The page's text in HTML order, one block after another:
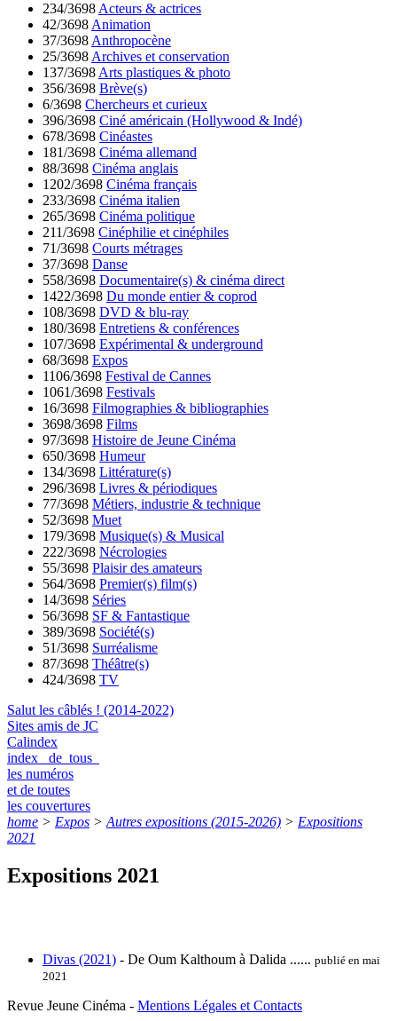
234/3698 Acteurs & actrices
42/3698 Animation
37/3698 Anthropocène
25/3698 Archives et conservation
137/3698 Arts plastiques & photo
356/3698 Brève(s)
6/3698 Chercheurs et curieux
396/3698 Ciné américain (Hollywood & Indé)
678/3698 Cinéastes
181/3698 Cinéma allemand
88/3698 Cinéma anglais
1202/3698 Cinéma français
233/3698 Cinéma italien
265/3698 Cinéma politique
211/3698 Cinéphilie et cinéphiles
71/3698 Courts métrages
37/3698 Danse
558/3698 Documentaire(s) & cinéma direct
1422/3698 Du monde entier & coprod
108/3698 DVD & blu-ray
180/3698 Entretiens & conférences
107/3698 Expérimental & underground
68/3698 Expos
1106/3698 Festival de Cannes
1061/3698 Festivals
16/3698 Filmographies & bibliographies
3698/3698 Films
97/3698 Histoire de Jeune Cinéma
650/3698 Humeur
134/3698 Littérature(s)
296/3698 Livres & périodiques
77/3698 Métiers, industrie & technique
52/3698 Muet
179/3698 Musique(s) & Musical
222/3698 Nécrologies
55/3698 Plaisir des amateurs
564/3698 Premier(s) film(s)
14/3698 Séries
56/3698 SF & Fantastique
389/3698 Société(s)
51/3698 Surréalisme
87/3698 Théâtre(s)
424/3698 TV
Salut les câblés ! (2014-2022)
Sites amis de JC
Calindex
index de tous
les numéros
et de toutes
les couvertures
home > Expos > Autres expositions (2015-2026) > Expositions
2021
Expositions 2021
Divas (2021) - De Oum Kalthoum à Dalida ...... publié en mai
2021
Revue Jeune Cinéma - Mentions Légales et Contacts